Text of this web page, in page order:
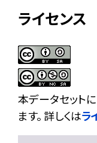
ライセンス
本データセット
ます。 詳しくはラ